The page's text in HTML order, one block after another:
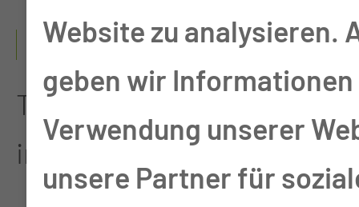
2004 - 2005
Teamleitung der
internistischen Stationen
Website zu analysieren.
geben wir Informationen
Verwendung unserer
unsere Partner für